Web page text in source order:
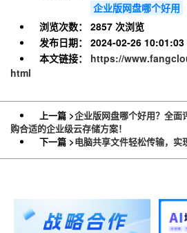
企业版网盘哪个好用
浏览次数：
2857 次浏览
发布日期：
2024-02-26 10:01:03
本文链接：
https://
html
上一篇 >企业版网盘哪个好用？全面
购合适的企业级云存储方案！
下一篇 >电脑共享文件轻松传输，实